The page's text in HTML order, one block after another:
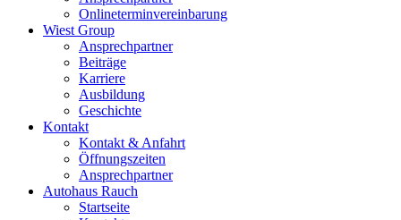
Onlineterminvereinbarung
Wiest Group
Ansprechpartner
Beiträge
Karriere
Ausbildung
Geschichte
Kontakt
Kontakt & Anfahrt
Öffnungszeiten
Ansprechpartner
Autohaus Rauch
Startseite